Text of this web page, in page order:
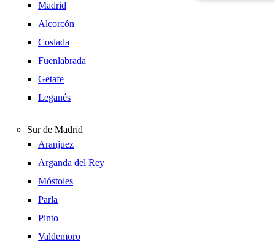
Madrid
Alcorcón
Coslada
Fuenlabrada
Getafe
Leganés
Sur de Madrid
Aranjuez
Arganda del Rey
Móstoles
Parla
Pinto
Valdemoro